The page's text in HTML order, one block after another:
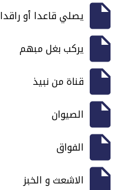
يصلي قاعدا أو راقدا
يركب بغل مبهم
قناة من نبيذ
الصيوان
الفواق
الاشعث و الخبز